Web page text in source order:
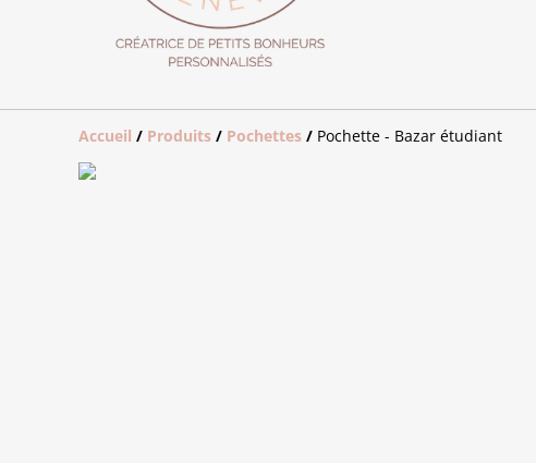
Accueil / Produits / Pochettes / Pochette - Bazar étudiant